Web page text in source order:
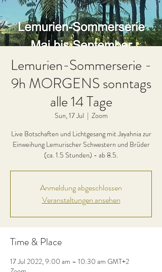
Lemurien-Sommerserie -
9h MORGENS sonntags
alle 14 Tage
Sun, 17 Jul
  |
Zoom
Live Botschaften und Lichtgesang mit Jayahnia zur
Einweihung Lemurischer Schwestern und Brüder
(ca. 1.5 Stunden) - ab 8.5.
Anmeldung abgeschlossen
Veranstaltungen ansehen
Time & Place
17 Jul 2022, 9:00 am – 10:30 am GMT+2